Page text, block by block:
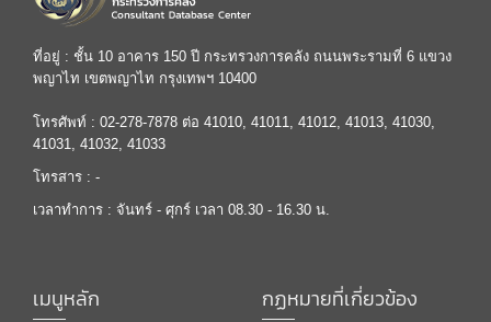
ที่อยู่ : ชั้น 10 อาคาร 150 ปี กระทรวงการคลัง ถนนพระรามที่ 6 แขวง
พญาไท เขตพญาไท กรุงเทพฯ 10400
โทรศัพท์ : 02-278-7878 ต่อ 41010, 41011, 41012, 41013, 41030,
41031, 41032, 41033
โทรสาร : -
เวลาทำการ : จันทร์ - ศุกร์ เวลา 08.30 - 16.30 น.
เมนูหลัก กฏหมายที่เกี่ยวข้อง